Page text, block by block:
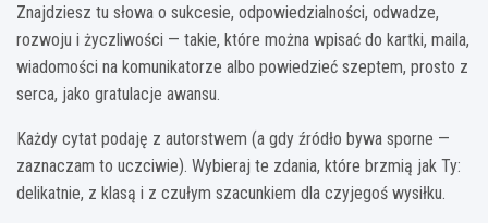
Znajdziesz tu słowa o sukcesie, odpowiedzialności, odwadze,
rozwoju i życzliwości — takie, które można wpisać do kartki, maila,
wiadomości na komunikatorze albo powiedzieć szeptem, prosto z
serca, jako gratulacje awansu.
Każdy cytat podaję z autorstwem (a gdy źródło bywa sporne —
zaznaczam to uczciwie). Wybieraj te zdania, które brzmią jak Ty:
delikatnie, z klasą i z czułym szacunkiem dla czyjegoś wysiłku.